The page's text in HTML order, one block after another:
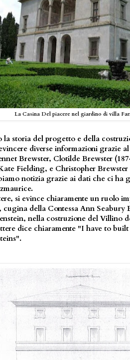
La Casina Del piacere nel giardino di villa
la storia del progetto e della
diverse informazioni grazie
Brewster, Clotilde Brewster
Fielding, e Christopher
notizia grazie ai dati che ci ha
si evince chiaramente un ruolo
cugina della Contessa Ann
nella costruzione del Villino
dice chiaramente "I have to